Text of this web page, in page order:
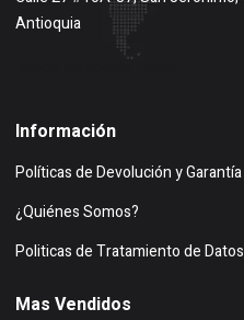
Antioquia
Información
Políticas de Devolución y Garantía
¿Quiénes Somos?
Politicas de Tratamiento de Datos
Mas Vendidos